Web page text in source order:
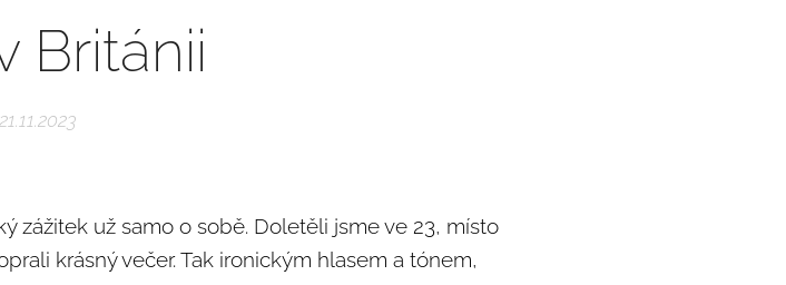
Británii
21.11.2023
zážitek už samo o sobě. Doletěli jsme ve 23, místo
krásný večer. Tak ironickým hlasem a tónem,